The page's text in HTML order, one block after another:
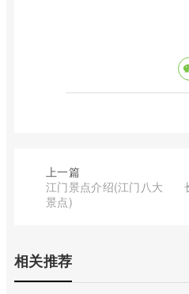
上一篇
江门景点介绍(江门八大
景点)
相关推荐